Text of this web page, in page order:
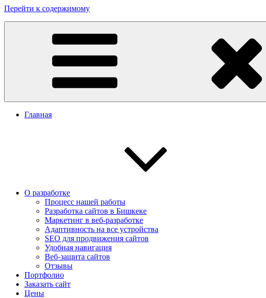
Перейти к содержимому
Заказать сайт в Бишкеке
Разработка сайтов в Бишкеке. Сайт Бишкек, сайт Кыргызстан. Sait.kg.
Главная
О разработке
Процесс нашей работы
Разработка сайтов в Бишкеке
Маркетинг в веб-разработке
Адаптивность на все устройства
SEO для продвижения сайтов
Удобная навигация
Веб-защита сайтов
Отзывы
Портфолио
Заказать сайт
Цены